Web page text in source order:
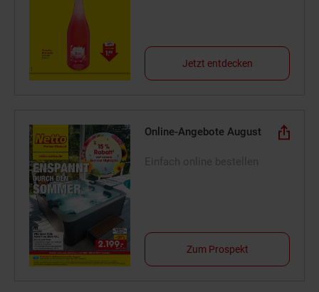
Jetzt entdecken
Online-Angebote August
Zum Prospekt